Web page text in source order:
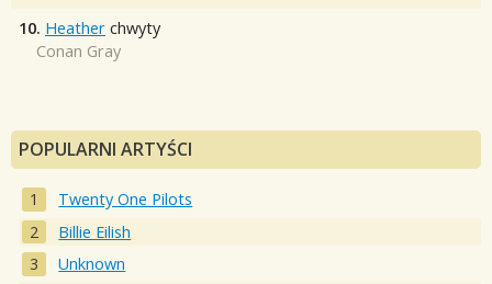
10. Heather chwyty
Conan Gray
POPULARNI ARTYŚCI
Twenty One Pilots
Billie Eilish
Unknown